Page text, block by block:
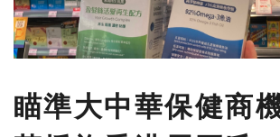
瞄準大中華保健商